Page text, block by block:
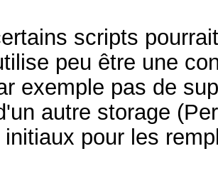
scripts
peu être une
exemple pas de
autre storage
pour les